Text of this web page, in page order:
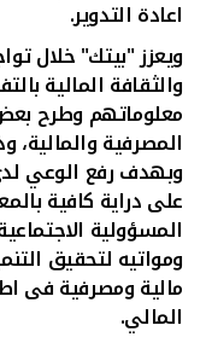
اعادة التدوير.
ويعزز "بيتك" خلال
والثقافة المالية
معلوماتهم وطرح بعض
المصرفية والمالية،
وبهدف رفع الوعي
على دراية كافية
المسؤولية
ومواتيه لتحقيق
مالية ومصرفية فى
المالي.